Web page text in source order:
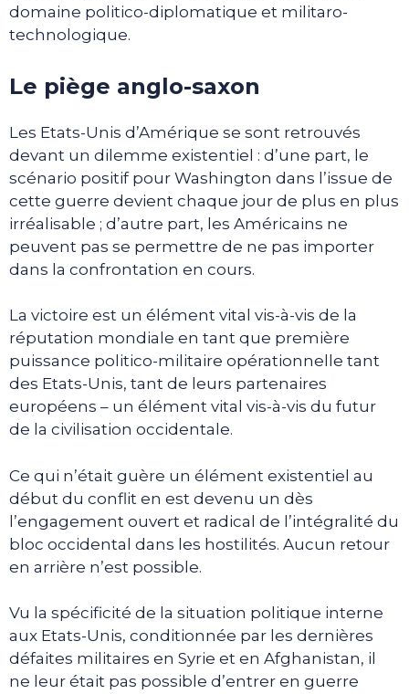
domaine politico-diplomatique et militaro-
technologique.
Le piège anglo-saxon
Les Etats-Unis d’Amérique se sont retrouvés
devant un dilemme existentiel : d’une part, le
scénario positif pour Washington dans l’issue de
cette guerre devient chaque jour de plus en plus
irréalisable ; d’autre part, les Américains ne
peuvent pas se permettre de ne pas importer
dans la confrontation en cours.
La victoire est un élément vital vis-à-vis de la
réputation mondiale en tant que première
puissance politico-militaire opérationnelle tant
des Etats-Unis, tant de leurs partenaires
européens – un élément vital vis-à-vis du futur
de la civilisation occidentale.
Ce qui n’était guère un élément existentiel au
début du conflit en est devenu un dès
l’engagement ouvert et radical de l’intégralité du
bloc occidental dans les hostilités. Aucun retour
en arrière n’est possible.
Vu la spécificité de la situation politique interne
aux Etats-Unis, conditionnée par les dernières
défaites militaires en Syrie et en Afghanistan, il
ne leur était pas possible d’entrer en guerre